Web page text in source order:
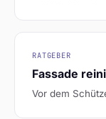
RATGEBER
Fassade
Vor dem